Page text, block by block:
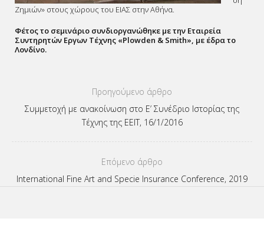
Ζημιών» στους χώρους του ΕΙΑΣ στην Αθήνα.
Φέτος το σεμινάριο συνδιοργανώθηκε με την Εταιρεία
Συντηρητών Εργων Τέχνης «Plowden & Smith», με έδρα το
Λονδίνο.
άρθρων
Προηγούμενο άρθρο
Συμμετοχή με ανακοίνωση στο Ε’ Συνέδριο Ιστορίας της
Τέχνης της ΕΕΙΤ, 16/1/2016
Επόμενο άρθρο
International Fine Art and Specie Insurance Conference, 2019